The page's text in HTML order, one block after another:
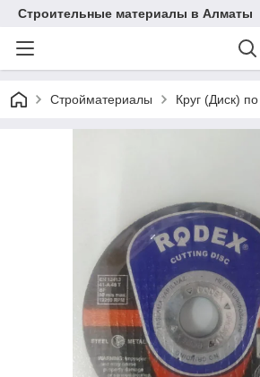
Строительные материалы в Алматы
Стройматериалы Круг (Диск)